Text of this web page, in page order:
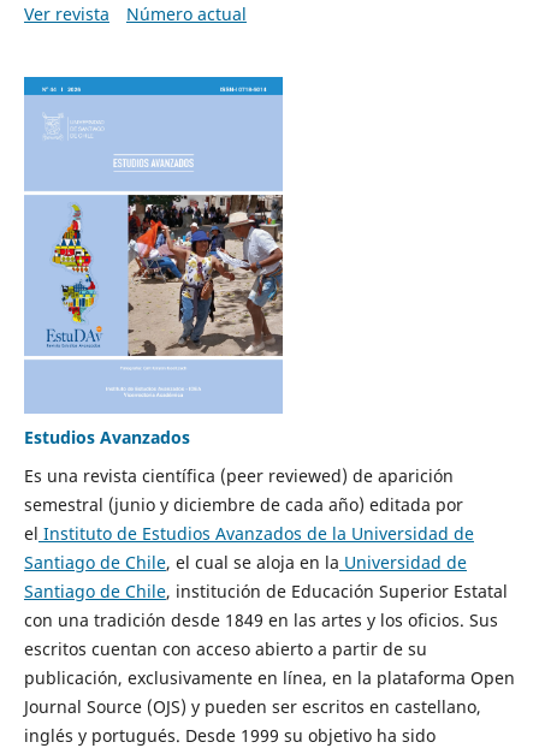
Ver revista
Número actual
Estudios Avanzados
Es una revista científica (peer reviewed) de aparición
semestral (junio y diciembre de cada año) editada por
el Instituto de Estudios Avanzados de la Universidad de
Santiago de Chile, el cual se aloja en la Universidad de
Santiago de Chile, institución de Educación Superior Estatal
con una tradición desde 1849 en las artes y los oficios. Sus
escritos cuentan con acceso abierto a partir de su
publicación, exclusivamente en línea, en la plataforma Open
Journal Source (OJS) y pueden ser escritos en castellano,
inglés y portugués. Desde 1999 su objetivo ha sido